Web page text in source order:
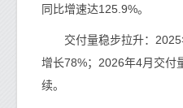
同比增速达125.9%。
交付量稳步拉升：2025
增长78%；2026年4月交付
续。